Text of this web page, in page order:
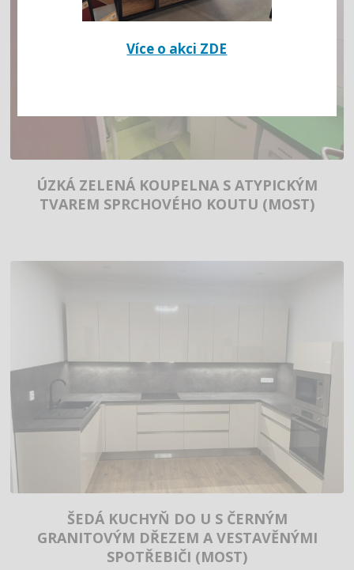
ÚZKÁ ZELENÁ KOUPELNA S ATYPICKÝM
TVAREM SPRCHOVÉHO KOUTU (MOST)
ŠEDÁ KUCHYŇ DO U S ČERNÝM
GRANITOVÝM DŘEZEM A VESTAVĚNÝMI
SPOTŘEBIČI (MOST)
Více o akci ZDE